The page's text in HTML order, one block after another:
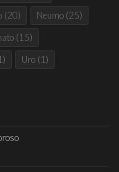
(20) Neumo (25)
(15)
Uro (1)